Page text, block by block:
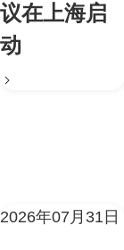
议在上海启
动
2026年07月31日